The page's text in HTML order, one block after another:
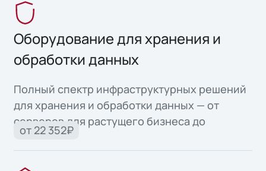
Оборудование для хранения и
обработки данных
Полный спектр инфраструктурных решений
для хранения и обработки данных — от
серверов для растущего бизнеса до
высоконадежных систем для критически
важных задач.
от 22 352₽